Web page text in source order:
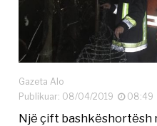
Gazeta Alo
Publikuar: 08/04/2019
08:49
Një çift bashkëshortësh